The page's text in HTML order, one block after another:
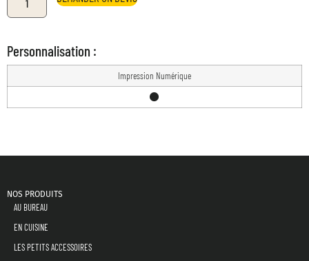
Personnalisation :
Impression Numérique
NOS PRODUITS
AU BUREAU
EN CUISINE
LES PETITS ACCESSOIRES